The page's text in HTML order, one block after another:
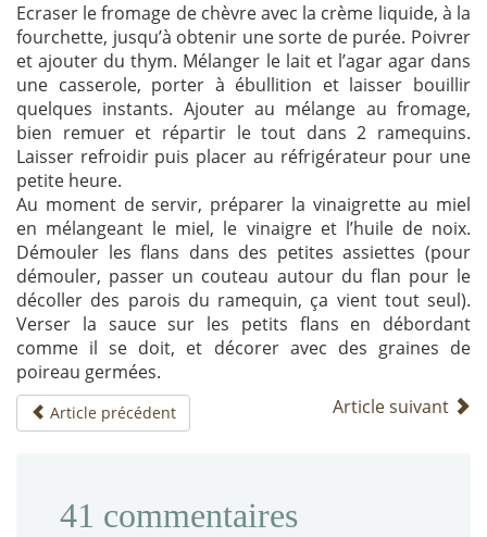
Ecraser le fromage de chèvre avec la crème liquide, à la
fourchette, jusqu’à obtenir une sorte de purée. Poivrer
et ajouter du thym. Mélanger le lait et l’agar agar dans
une casserole, porter à ébullition et laisser bouillir
quelques instants. Ajouter au mélange au fromage,
bien remuer et répartir le tout dans 2 ramequins.
Laisser refroidir puis placer au réfrigérateur pour une
petite heure.
Au moment de servir, préparer la vinaigrette au miel
en mélangeant le miel, le vinaigre et l’huile de noix.
Démouler les flans dans des petites assiettes (pour
démouler, passer un couteau autour du flan pour le
décoller des parois du ramequin, ça vient tout seul).
Verser la sauce sur les petits flans en débordant
comme il se doit, et décorer avec des graines de
poireau germées.
Article précédent Article suivant
41 commentaires